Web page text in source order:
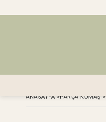
ANASAYFA >PARÇA KUMAŞ >